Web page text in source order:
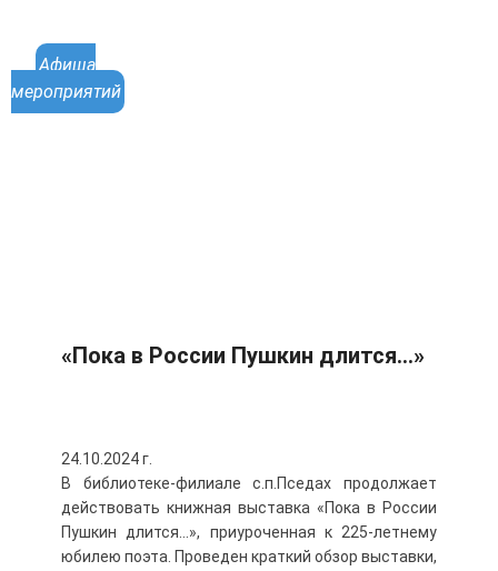
Афиша
мероприятий
«Пока в России Пушкин длится…»
24.10.2024 г.
В библиотеке-филиале с.п.Пседах продолжает
действовать книжная выставка «Пока в России
Пушкин длится…», приуроченная к 225-летнему
юбилею поэта. Проведен краткий обзор выставки,